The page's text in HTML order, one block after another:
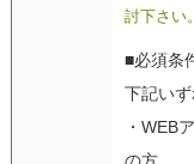
討下さい。
■必須条
下記い
・WEB
の方